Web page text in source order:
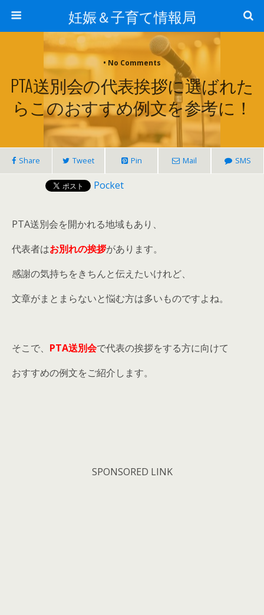
妊娠＆子育て情報局
• No Comments
PTA送別会の代表挨拶に選ばれた
らこのおすすめ例文を参考に！
Share Tweet Pin Mail SMS
Pocket
PTA送別会を開かれる地域もあり、
代表者はお別れの挨拶があります。
感謝の気持ちをきちんと伝えたいけれど、
文章がまとまらないと悩む方は多いものですよね。
そこで、 PTA送別会で代表の挨拶をする方に向けて
おすすめの例文をご紹介します。
SPONSORED LINK